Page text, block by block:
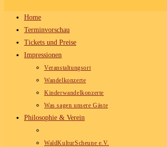
Home
Terminvorschau
Tickets und Preise
Impressionen
Veranstaltungsort
Wandelkonzerte
Kinderwandelkonzerte
Was sagen unsere Gäste
Philosophie & Verein
WaldKulturScheune e.V.